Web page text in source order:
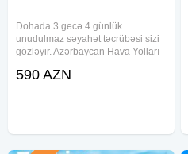
Dohada 3 gecə 4 günlük
unudulmaz səyahət təcrübəsi sizi
gözləyir. Azərbaycan Hava Yolları
yüksək keyfiyyətli otellərdə
590 AZN